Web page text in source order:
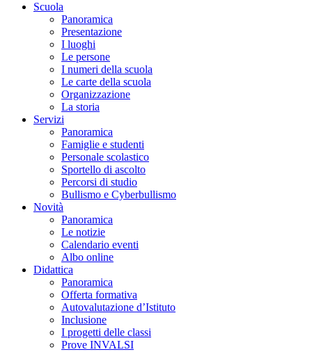
Scuola
Panoramica
Presentazione
I luoghi
Le persone
I numeri della scuola
Le carte della scuola
Organizzazione
La storia
Servizi
Panoramica
Famiglie e studenti
Personale scolastico
Sportello di ascolto
Percorsi di studio
Bullismo e Cyberbullismo
Novità
Panoramica
Le notizie
Calendario eventi
Albo online
Didattica
Panoramica
Offerta formativa
Autovalutazione d’Istituto
Inclusione
I progetti delle classi
Prove INVALSI